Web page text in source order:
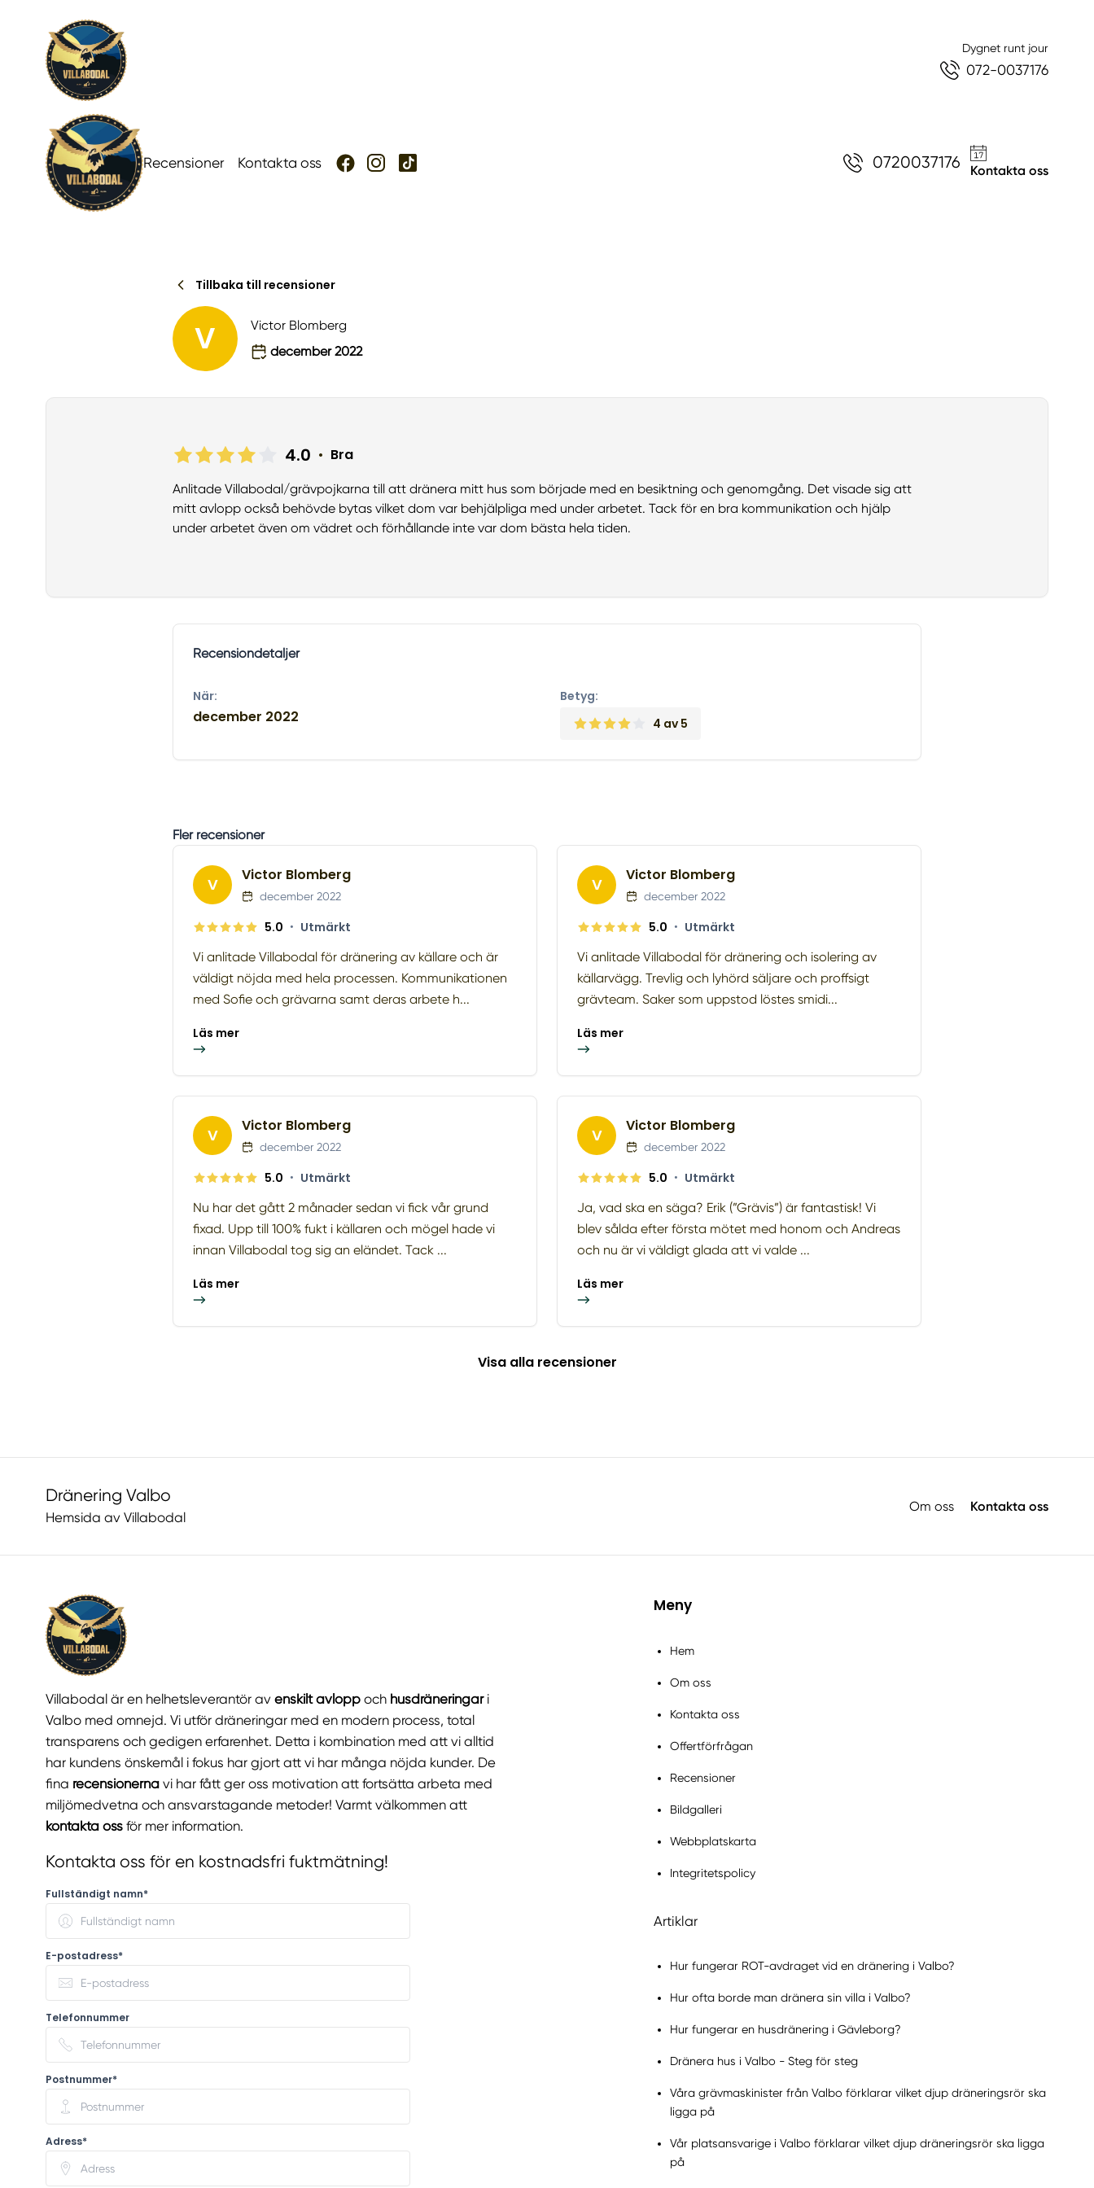
Dygnet runt jour
072-0037176
Recensioner Kontakta oss 0720037176 Kontakta oss
Tillbaka till recensioner
V
Victor Blomberg
december 2022
4.0 • Bra
Anlitade Villabodal/grävpojkarna till att dränera mitt hus som började med en besiktning och genomgång. Det visade sig att
mitt avlopp också behövde bytas vilket dom var behjälpliga med under arbetet. Tack för en bra kommunikation och hjälp
under arbetet även om vädret och förhållande inte var dom bästa hela tiden.
Recensiondetaljer
När:
december 2022
Betyg:
4 av 5
Fler recensioner
V Victor Blomberg
december 2022
5.0 • Utmärkt
Vi anlitade Villabodal för dränering av källare och är
väldigt nöjda med hela processen. Kommunikationen
med Sofie och grävarna samt deras arbete h...
Läs mer
V Victor Blomberg
december 2022
5.0 • Utmärkt
Vi anlitade Villabodal för dränering och isolering av
källarvägg. Trevlig och lyhörd säljare och proffsigt
grävteam. Saker som uppstod löstes smidi...
Läs mer
V Victor Blomberg
december 2022
5.0 • Utmärkt
Nu har det gått 2 månader sedan vi fick vår grund
fixad. Upp till 100% fukt i källaren och mögel hade vi
innan Villabodal tog sig an eländet. Tack ...
Läs mer
V Victor Blomberg
december 2022
5.0 • Utmärkt
Ja, vad ska en säga? Erik (”Grävis”) är fantastisk! Vi
blev sålda efter första mötet med honom och Andreas
och nu är vi väldigt glada att vi valde ...
Läs mer
Visa alla recensioner
Dränering Valbo
Hemsida av Villabodal
Om oss Kontakta oss
Villabodal är en helhetsleverantör av enskilt avlopp och husdräneringar i
Valbo med omnejd. Vi utför dräneringar med en modern process, total
transparens och gedigen erfarenhet. Detta i kombination med att vi alltid
har kundens önskemål i fokus har gjort att vi har många nöjda kunder. De
fina recensionerna vi har fått ger oss motivation att fortsätta arbeta med
miljömedvetna och ansvarstagande metoder! Varmt välkommen att
kontakta oss för mer information.
Kontakta oss för en kostnadsfri fuktmätning!
Fullständigt namn*
E-postadress*
Telefonnummer
Postnummer*
Adress*
Meny
Hem
Om oss
Kontakta oss
Offertförfrågan
Recensioner
Bildgalleri
Webbplatskarta
Integritetspolicy
Artiklar
Hur fungerar ROT-avdraget vid en dränering i Valbo?
Hur ofta borde man dränera sin villa i Valbo?
Hur fungerar en husdränering i Gävleborg?
Dränera hus i Valbo - Steg för steg
Våra grävmaskinister från Valbo förklarar vilket djup dräneringsrör ska
ligga på
Vår platsansvarige i Valbo förklarar vilket djup dräneringsrör ska ligga
på